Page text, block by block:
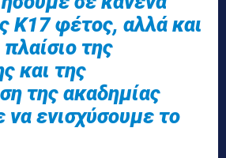
Κ17 φέτος, αλλά και
της
και της
της ακαδημίας
να ενισχύσουμε το